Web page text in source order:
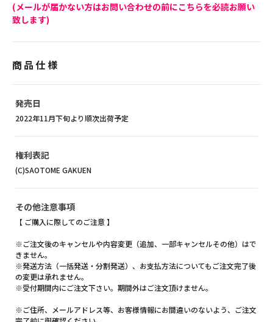
(メールが届かない方はお問い合わせの前にこちらを必読お願い
致します)
商品仕様
発売日
2022年11月下旬より順次出荷予定
権利表記
(C)SAOTOME GAKUEN
その他注意事項
【 ご購入に際してのご注意 】
※ご注文後のキャンセルや内容変更（追加、一部キャンセルその他）はで
きません。
※発送方法（一括発送・分割発送）、お支払方法についてもご注文完了後
の変更は承れません。
※受付期間内にご注文下さい。期間外はご注文頂けません。
※ご住所、メールアドレス等、お客様情報にお間違いのないよう、ご注文